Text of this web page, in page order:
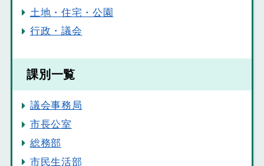
土地・住宅・公園
行政・議会
課別一覧
議会事務局
市長公室
総務部
市民生活部